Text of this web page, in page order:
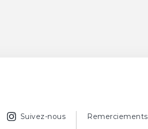
Suivez-nous
Remerciements